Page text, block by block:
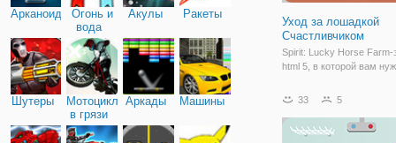
Арканоид
Огонь и
вода
Акулы Ракеты
Шутеры
Мотоциклы
в грязи
Аркады Машины
Уход за лошадкой
Счастливчиком
Spirit: Lucky Horse Farm-
html 5, в которой вам
Двигайте свою лошадь,
определенные движения.
Почистите и почистите
33 5